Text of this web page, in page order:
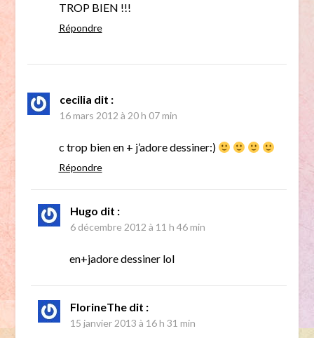
TROP BIEN !!!
Répondre
cecilia dit :
16 mars 2012 à 20 h 07 min
c trop bien en + j’adore dessiner:)
Répondre
Hugo dit :
6 décembre 2012 à 11 h 46 min
en+jadore dessiner lol
FlorineThe dit :
15 janvier 2013 à 16 h 31 min